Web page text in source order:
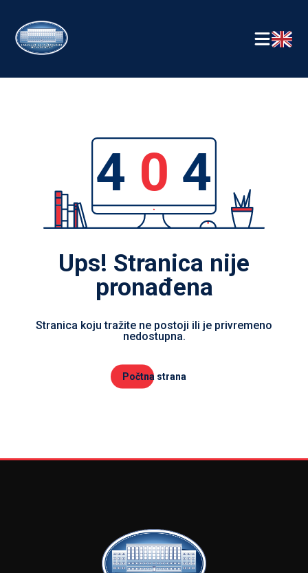
4 0 4
Ups! Stranica nije
pronađena
Stranica koju tražite ne postoji ili je privremeno
nedostupna.
Počtna strana